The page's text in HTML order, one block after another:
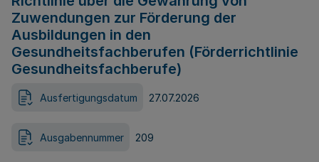
Zuwendungen zur Förderung der
Ausbildungen in den
Gesundheitsfachberufen (Förderrichtlinie
Gesundheitsfachberufe)
Ausfertigungsdatum 27.07.2026
Ausgabennummer 209